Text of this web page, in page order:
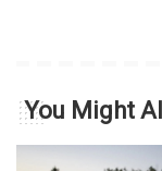
You Might